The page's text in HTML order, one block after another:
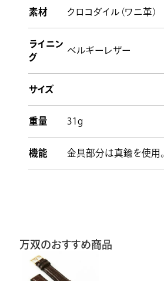
素材 クロコダイル（ワニ革）
ライニン
グ
ベルギーレザー
サイズ
重量 31g
機能 金具部分は真鍮を使用。
万双のおすすめ商品